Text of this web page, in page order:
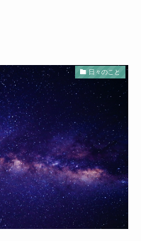
日々のこと